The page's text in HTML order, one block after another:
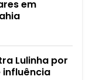
em
Lulinha por
influência